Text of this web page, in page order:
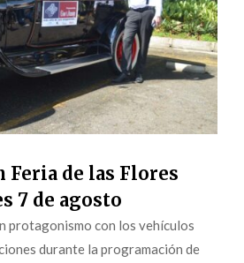
Feria de las Flores
7 de agosto
protagonismo con los vehículos
durante la programación de